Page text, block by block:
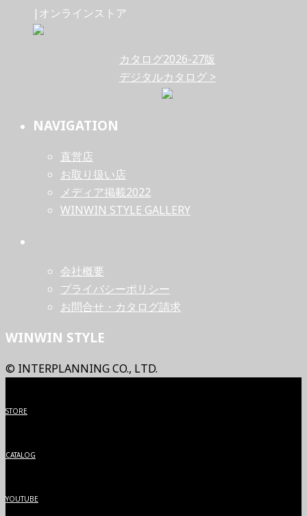
|オンラインストア
カタログ2026-27版
デジタルカタログ >
NAVIGATION
直営店
お取り扱い店
メディア掲載2022
WINWIN STYLE GALLERY
会社概要
プライバシーポリシー
お問合せ・カタログ請求
WINWIN STYLE
© INTERPLANNING CO., LTD.
STORE
CATALOG
YOUTUBE